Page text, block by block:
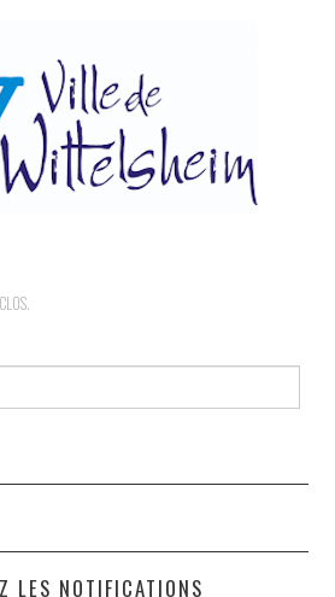
LES NOTIFICATIONS